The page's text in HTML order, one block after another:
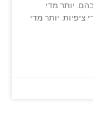
יותר מדי
ציפיות. יותר מדי